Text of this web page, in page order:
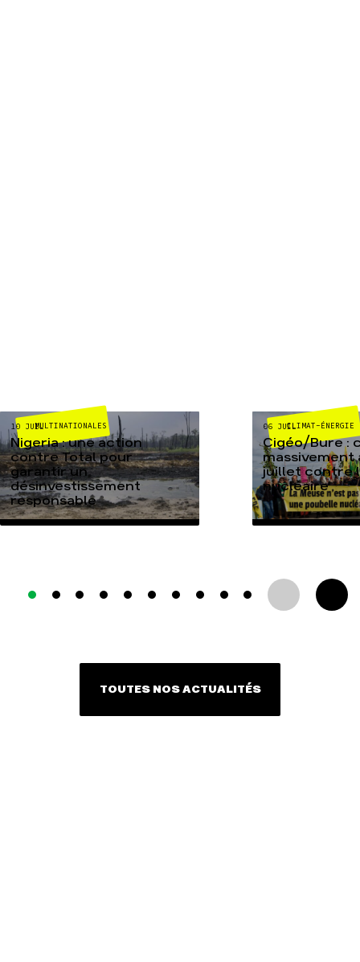
MULTINATIONALES
10 JUIL
Nigeria : une action
contre Total pour
garantir un
désinvestissement
responsable
CLIMAT-ÉNERGIE
06 JUIL
Cigéo/Bure :
massivement
juillet contre
nucléaire
TOUTES NOS ACTUALITÉS